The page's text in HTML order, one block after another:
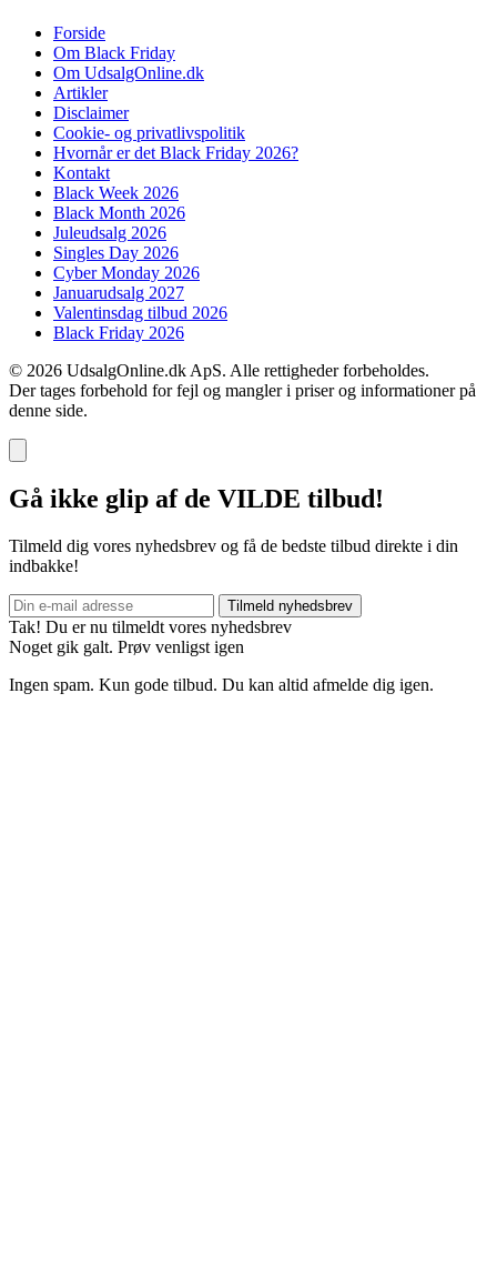
Forside
Om Black Friday
Om UdsalgOnline.dk
Artikler
Disclaimer
Cookie- og privatlivspolitik
Hvornår er det Black Friday 2026?
Kontakt
Black Week 2026
Black Month 2026
Juleudsalg 2026
Singles Day 2026
Cyber Monday 2026
Januarudsalg 2027
Valentinsdag tilbud 2026
Black Friday 2026
© 2026 UdsalgOnline.dk ApS. Alle rettigheder forbeholdes.
Der tages forbehold for fejl og mangler i priser og informationer på
denne side.
Gå ikke glip af de VILDE tilbud!
Tilmeld dig vores nyhedsbrev og få de bedste tilbud direkte i din
indbakke!
Tilmeld nyhedsbrev
Tak! Du er nu tilmeldt vores nyhedsbrev
Noget gik galt. Prøv venligst igen
Ingen spam. Kun gode tilbud. Du kan altid afmelde dig igen.